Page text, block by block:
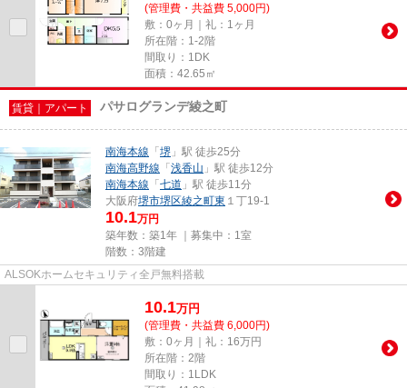
(管理費・共益費 5,000円)
敷：0ヶ月｜礼：1ヶ月
所在階：1-2階
間取り：1DK
面積：42.65㎡
賃貸｜アパート パサログランデ綾之町
南海本線 「 堺 」駅 徒歩25分
南海高野線 「 浅香山 」駅 徒歩12分
南海本線 「 七道 」駅 徒歩11分
大阪府堺市堺区綾之町東 １丁19-1
10.1万円
築年数：築1年 ｜募集中： 1室
階数：3階建
ALSOKホームセキュリティ全戸無料搭載
10.1万円
(管理費・共益費 6,000円)
敷：0ヶ月｜礼：16万円
所在階：2階
間取り：1LDK